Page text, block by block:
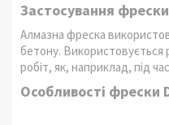
Застосування
Алмазна фреска
бетону.
робіт, як, наприклад, під
Особливості фрески